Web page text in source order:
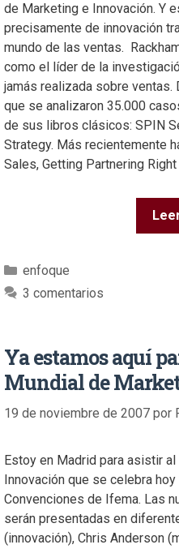
de Marketing e Innovación. Y
precisamente de innovación
mundo de las ventas.
como el líder de la
jamás realizada sobre ventas.
que se analizaron 35.000
de sus libros clásicos: SPIN
Strategy. Más recientemente
Sales, Getting Partnering
enfoque
3 comentarios
Ya estamos aquí
Mundial de
19 de noviembre de 2007 por
Estoy en Madrid para asistir
Innovación que se celebra
Convenciones de Ifema. Las
serán presentadas en
(innovación), Chris Anderson